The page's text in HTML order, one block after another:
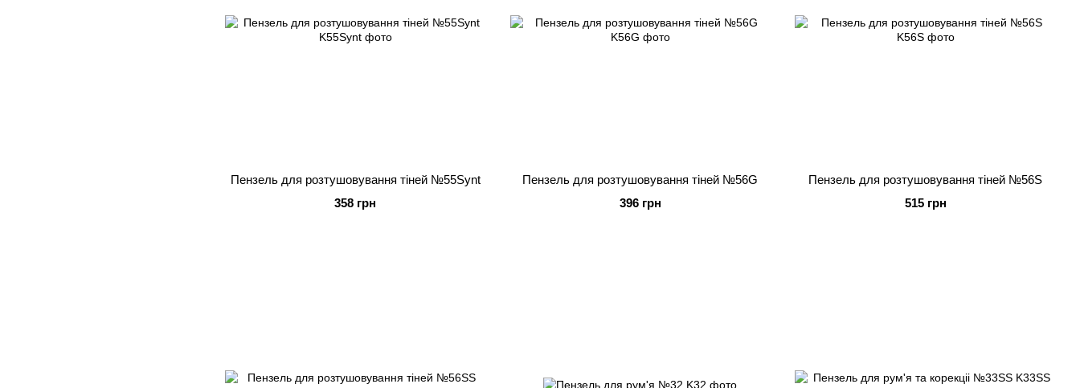
Пензель для розтушовування тіней №55Synt
358 грн
Пензель для розтушовування тіней №56G
396 грн
Пензель для розтушовування тіней №56S
515 грн